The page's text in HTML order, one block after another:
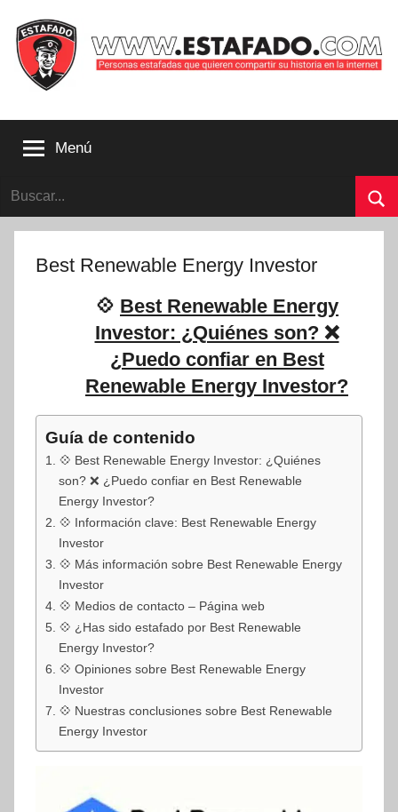
contenido
que
compartir
su
Menú
Buscar:
Best Renewable Energy Investor
💠 Best Renewable Energy
Investor: ¿Quiénes son? ❌
¿Puedo confiar en Best
Renewable Energy Investor?
Guía de contenido
💠 Best Renewable Energy Investor: ¿Quiénes
son? ❌ ¿Puedo confiar en Best Renewable
Energy Investor?
💠 Información clave: Best Renewable Energy
Investor
💠 Más información sobre Best Renewable Energy
Investor
💠 Medios de contacto – Página web
💠 ¿Has sido estafado por Best Renewable
Energy Investor?
💠 Opiniones sobre Best Renewable Energy
Investor
💠 Nuestras conclusiones sobre Best Renewable
Energy Investor